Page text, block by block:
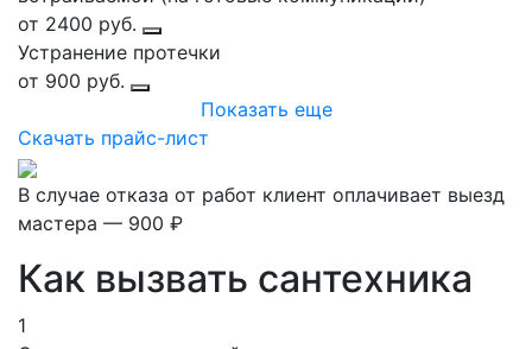
от 2400 руб.
Устранение протечки
от 900 руб.
Показать еще
Скачать прайс-лист
В случае отказа от работ клиент оплачивает выезд
мастера — 900 ₽
Как вызвать сантехника
1